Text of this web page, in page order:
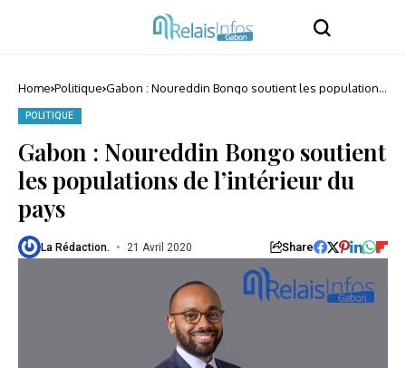
Home Politique Gabon : Noureddin Bongo soutient les populations
POLITIQUE
Gabon : Noureddin Bongo soutient
les populations de l’intérieur du
pays
La Rédaction. 21 Avril 2020 Share